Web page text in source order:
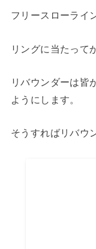
フリースローライ
リングに当たって
リバウンダーは皆
ようにします。
そうすればリバウ